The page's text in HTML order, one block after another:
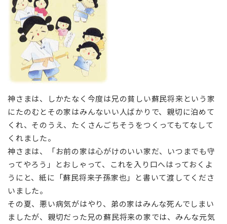
神さまは、しかたなく今度は兄の貧しい蘇民将来という家
にたのむとその家はみんないい人ばかりで、親切に泊めて
くれ、そのうえ、たくさんごちそうをつくってもてなして
くれました。
神さまは、「お前の家は心がけのいい家だ、いつまでも守
ってやろう」とおしゃって、これを入り口へはっておくよ
うにと、紙に「蘇民将来子孫家也」と書いて渡してくださ
いました。
その夏、悪い病気がはやり、弟の家はみんな死んでしまい
ましたが、親切だった兄の蘇民将来の家では、みんな元気